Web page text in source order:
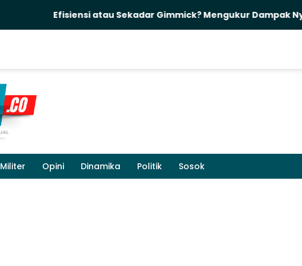
Efisiensi atau Sekadar Gimmick? Mengukur Dampak Nyata
Militer Opini Dinamika Politik Sosok